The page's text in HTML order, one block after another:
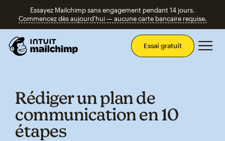
Essayez Mailchimp sans engagement pendant 14 jours.
Commencez dès aujourd'hui — aucune carte bancaire requise.
Essai gratuit
Rédiger un plan de
communication en 10
étapes